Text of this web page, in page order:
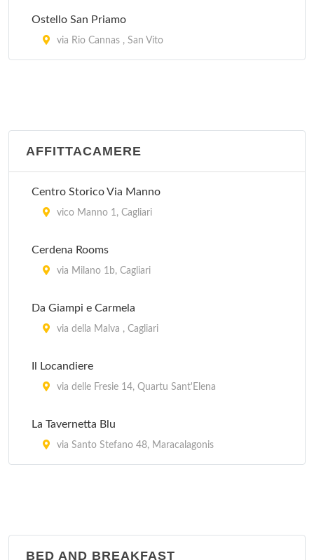
Argentina
via Piemonte 22, Assemini
Atahotel
località Tanca Elmas , Villasimius
Ostello San Priamo
via Rio Cannas , San Vito
AFFITTACAMERE
Centro Storico Via Manno
vico Manno 1, Cagliari
Cerdena Rooms
via Milano 1b, Cagliari
Da Giampi e Carmela
via della Malva , Cagliari
Il Locandiere
via delle Fresie 14, Quartu Sant'Elena
La Tavernetta Blu
via Santo Stefano 48, Maracalagonis
BED AND BREAKFAST